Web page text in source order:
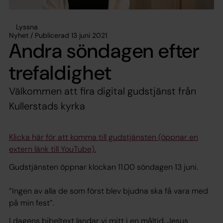
Lyssna
Nyhet / Publicerad 13 juni 2021
Andra söndagen efter
trefaldighet
Välkommen att fira digital gudstjänst från
Kullerstads kyrka
Klicka här för att komma till gudstjänsten (öppnar en
extern länk till YouTube).
Gudstjänsten öppnar klockan 11.00 söndagen 13 juni.
”Ingen av alla de som först blev bjudna ska få vara med
på min fest”.
I dagens bibeltext landar vi mitt i en måltid. Jesus